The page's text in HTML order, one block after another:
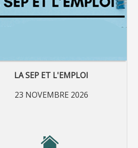
LA SEP ET L'EMPLOI
23 NOVEMBRE 2026